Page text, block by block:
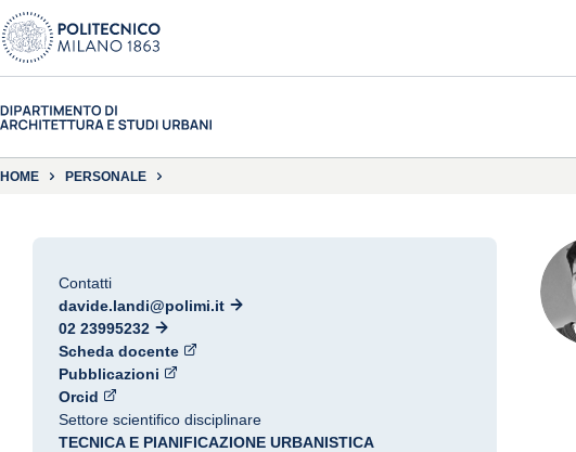
HOME PERSONALE
Contatti
davide.landi@polimi.it
02 23995232
Scheda docente
Pubblicazioni
Orcid
Settore scientifico disciplinare
TECNICA E PIANIFICAZIONE URBANISTICA